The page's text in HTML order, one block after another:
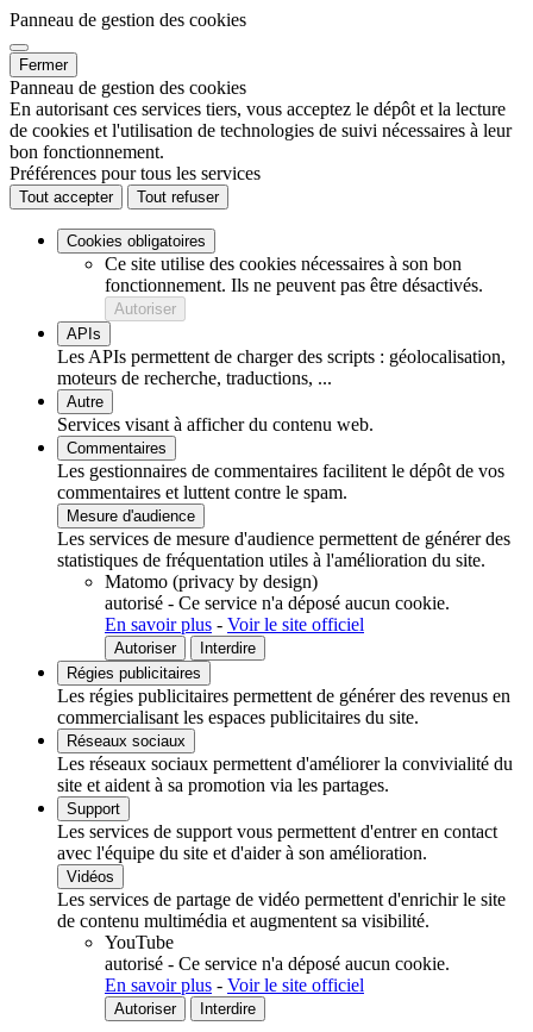
Panneau de gestion des cookies
Fermer
Panneau de gestion des cookies
En autorisant ces services tiers, vous acceptez le dépôt et la lecture
de cookies et l'utilisation de technologies de suivi nécessaires à leur
bon fonctionnement.
Préférences pour tous les services
Tout accepter Tout refuser
Cookies obligatoires
Ce site utilise des cookies nécessaires à son bon
fonctionnement. Ils ne peuvent pas être désactivés.
Autoriser
APIs
Les APIs permettent de charger des scripts : géolocalisation,
moteurs de recherche, traductions, ...
Autre
Services visant à afficher du contenu web.
Commentaires
Les gestionnaires de commentaires facilitent le dépôt de vos
commentaires et luttent contre le spam.
Mesure d'audience
Les services de mesure d'audience permettent de générer des
statistiques de fréquentation utiles à l'amélioration du site.
Matomo (privacy by design)
autorisé - Ce service n'a déposé aucun cookie.
En savoir plus - Voir le site officiel
Autoriser
Interdire
Régies publicitaires
Les régies publicitaires permettent de générer des revenus en
commercialisant les espaces publicitaires du site.
Réseaux sociaux
Les réseaux sociaux permettent d'améliorer la convivialité du
site et aident à sa promotion via les partages.
Support
Les services de support vous permettent d'entrer en contact
avec l'équipe du site et d'aider à son amélioration.
Vidéos
Les services de partage de vidéo permettent d'enrichir le site
de contenu multimédia et augmentent sa visibilité.
YouTube
autorisé - Ce service n'a déposé aucun cookie.
En savoir plus - Voir le site officiel
Autoriser Interdire